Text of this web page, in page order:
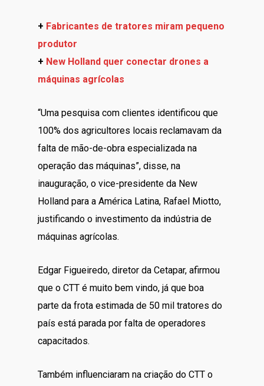
+ Fabricantes de tratores miram pequeno
produtor
+ New Holland quer conectar drones a
máquinas agrícolas
“Uma pesquisa com clientes identificou que
100% dos agricultores locais reclamavam da
falta de mão-de-obra especializada na
operação das máquinas”, disse, na
inauguração, o vice-presidente da New
Holland para a América Latina, Rafael Miotto,
justificando o investimento da indústria de
máquinas agrícolas.
Edgar Figueiredo, diretor da Cetapar, afirmou
que o CTT é muito bem vindo, já que boa
parte da frota estimada de 50 mil tratores do
país está parada por falta de operadores
capacitados.
Também influenciaram na criação do CTT o